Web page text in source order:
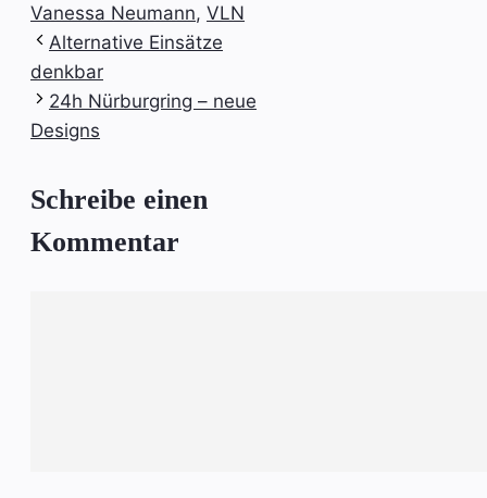
Vanessa Neumann, VLN
Alternative Einsätze
denkbar
24h Nürburgring – neue
Designs
Schreibe einen
Kommentar